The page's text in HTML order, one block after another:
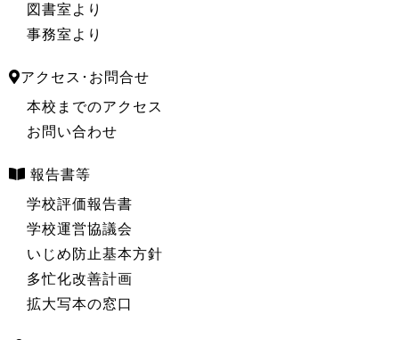
図書室より
事務室より
アクセス･お問合せ
本校までのアクセス
お問い合わせ
報告書等
学校評価報告書
学校運営協議会
いじめ防止基本方針
多忙化改善計画
拡大写本の窓口